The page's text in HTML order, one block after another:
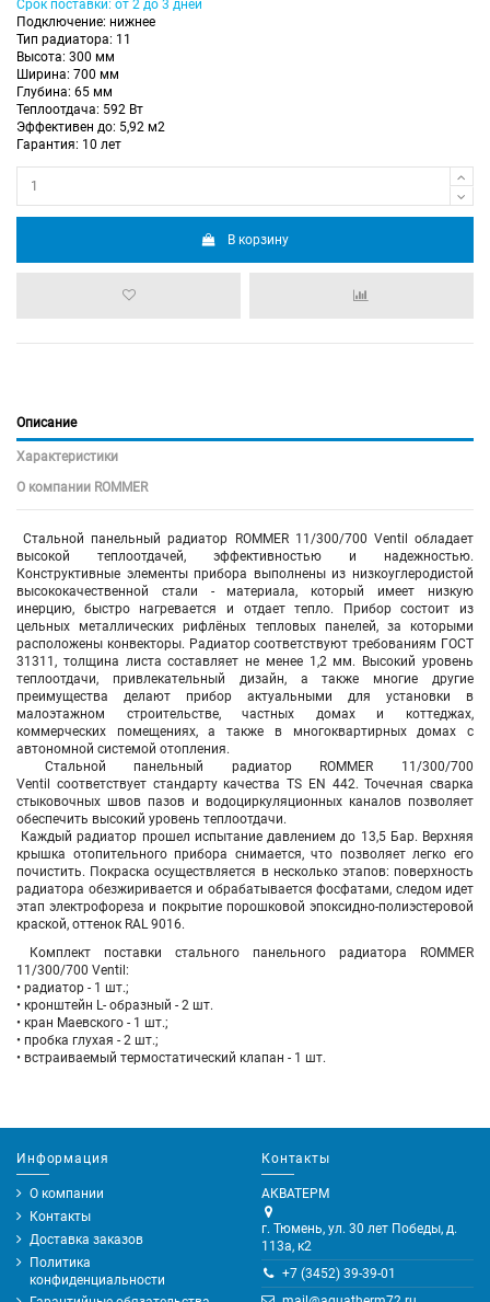
Срок поставки: от 2 до 3 дней
Подключение: нижнее
Тип радиатора: 11
Высота: 300 мм
Ширина: 700 мм
Глубина: 65 мм
Теплоотдача: 592 Вт
Эффективен до: 5,92 м2
Гарантия: 10 лет
В корзину
Описание
Характеристики
О компании ROMMER
Стальной панельный радиатор ROMMER 11/300/700 Ventil обладает
высокой теплоотдачей, эффективностью и надежностью.
Конструктивные элементы прибора выполнены из низкоуглеродистой
высококачественной стали - материала, который имеет низкую
инерцию, быстро нагревается и отдает тепло. Прибор состоит из
цельных металлических рифлёных тепловых панелей, за которыми
расположены конвекторы. Радиатор соответствуют требованиям ГОСТ
31311, толщина листа составляет не менее 1,2 мм. Высокий уровень
теплоотдачи, привлекательный дизайн, а также многие другие
преимущества делают прибор актуальными для установки в
малоэтажном строительстве, частных домах и коттеджах,
коммерческих помещениях, а также в многоквартирных домах с
автономной системой отопления.
Стальной панельный радиатор ROMMER 11/300/700
Ventil соответствует стандарту качества TS EN 442. Точечная сварка
стыковочных швов пазов и водоциркуляционных каналов позволяет
обеспечить высокий уровень теплоотдачи.
Каждый радиатор прошел испытание давлением до 13,5 Бар. Верхняя
крышка отопительного прибора снимается, что позволяет легко его
почистить. Покраска осуществляется в несколько этапов: поверхность
радиатора обезжиривается и обрабатывается фосфатами, следом идет
этап электрофореза и покрытие порошковой эпоксидно-полиэстеровой
краской, оттенок RAL 9016.
Комплект поставки стального панельного радиатора ROMMER
11/300/700 Ventil:
• радиатор - 1 шт.;
• кронштейн L- образный - 2 шт.
• кран Маевского - 1 шт.;
• пробка глухая - 2 шт.;
• встраиваемый термостатический клапан - 1 шт.
Информация
О компании
Контакты
Доставка заказов
Политика
конфиденциальности
Контакты
АКВАТЕРМ
г. Тюмень, ул. 30 лет Победы, д.
113а, к2
+7 (3452) 39-39-01